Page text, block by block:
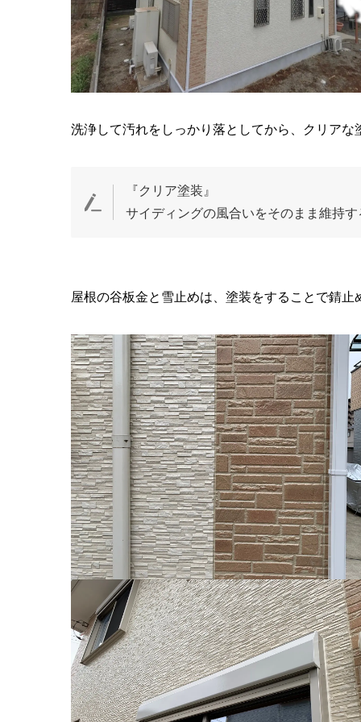
洗浄して汚れをしっかり落としてから、クリアな
『クリア塗装』
サイディングの風合いをそのまま維持
屋根の谷板金と雪止めは、塗装をすることで錆止